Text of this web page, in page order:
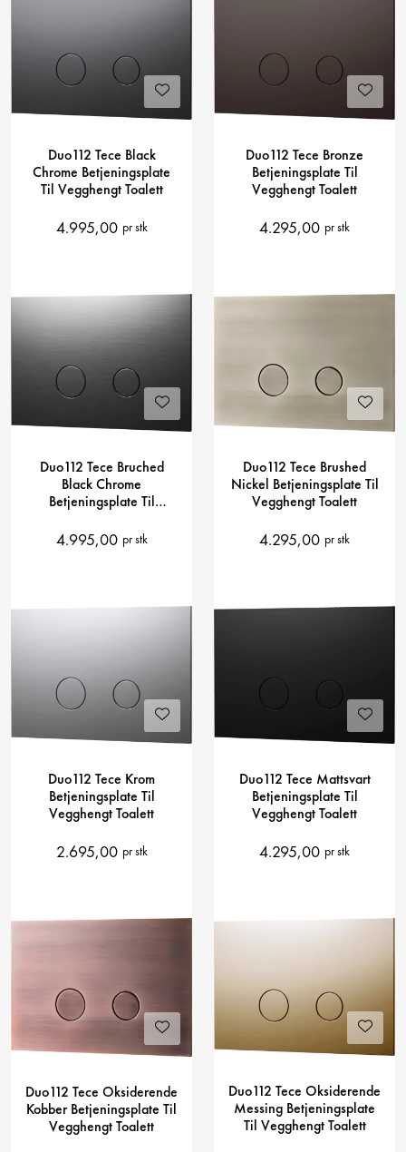
Duo112 Tece Black
Chrome Betjeningsplate
Til Vegghengt Toalett
4.995,00 pr stk
Duo112 Tece Bronze
Betjeningsplate Til
Vegghengt Toalett
4.295,00 pr stk
Duo112 Tece Bruched
Black Chrome
Betjeningsplate Til
4.995,00 pr stk
Duo112 Tece Brushed
Nickel Betjeningsplate Til
Vegghengt Toalett
4.295,00 pr stk
Duo112 Tece Krom
Betjeningsplate Til
Vegghengt Toalett
2.695,00 pr stk
Duo112 Tece Mattsvart
Betjeningsplate Til
Vegghengt Toalett
4.295,00 pr stk
Duo112 Tece Oksiderende
Kobber Betjeningsplate Til
Vegghengt Toalett
Duo112 Tece Oksiderende
Messing Betjeningsplate
Til Vegghengt Toalett